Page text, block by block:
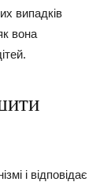
випадків
вона
і відповідає